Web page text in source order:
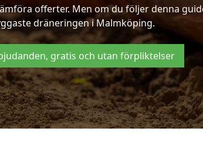
offerter. Men om du följer denna
dräneringen i Malmköping.
gratis och utan förpliktelser